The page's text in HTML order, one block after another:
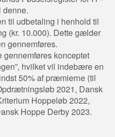
denne.
til udbetaling i henhold til
(kr. 10.000). Dette gælder
gennemføres.
gennemføres konceptet
hvilket vil indebære en
50% af præmierne (til
2021, Dansk
Hoppeløb 2022,
Hoppe Derby 2023.